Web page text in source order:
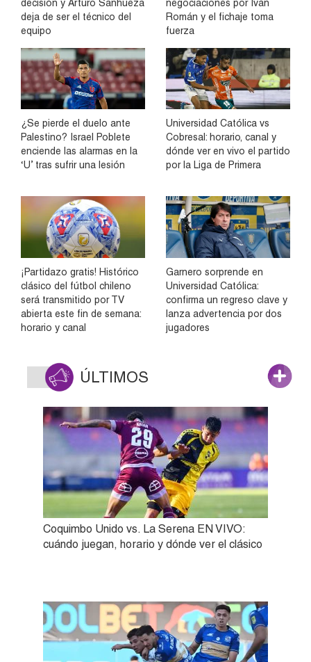
decisión y Arturo Sanhueza
deja de ser el técnico del
equipo
negociaciones por Iván
Román y el fichaje toma
fuerza
¿Se pierde el duelo ante
Palestino? Israel Poblete
enciende las alarmas en la
‘U’ tras sufrir una lesión
Universidad Católica vs
Cobresal: horario, canal y
dónde ver en vivo el partido
por la Liga de Primera
¡Partidazo gratis! Histórico
clásico del fútbol chileno
será transmitido por TV
abierta este fin de semana:
horario y canal
Garnero sorprende en
Universidad Católica:
confirma un regreso clave y
lanza advertencia por dos
jugadores
ÚLTIMOS
Coquimbo Unido vs. La Serena EN VIVO:
cuándo juegan, horario y dónde ver el clásico